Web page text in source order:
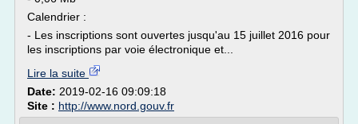
Calendrier :
- Les inscriptions sont ouvertes jusqu'au 15 juillet 2016 pour
les inscriptions par voie électronique et...
Lire la suite
Date: 2019-02-16 09:09:18
Site : http://www.nord.gouv.fr